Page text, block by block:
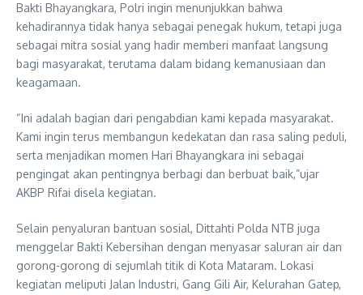
Bakti Bhayangkara, Polri ingin menunjukkan bahwa
kehadirannya tidak hanya sebagai penegak hukum, tetapi juga
sebagai mitra sosial yang hadir memberi manfaat langsung
bagi masyarakat, terutama dalam bidang kemanusiaan dan
keagamaan.
“Ini adalah bagian dari pengabdian kami kepada masyarakat.
Kami ingin terus membangun kedekatan dan rasa saling peduli,
serta menjadikan momen Hari Bhayangkara ini sebagai
pengingat akan pentingnya berbagi dan berbuat baik,”ujar
AKBP Rifai disela kegiatan.
Selain penyaluran bantuan sosial, Dittahti Polda NTB juga
menggelar Bakti Kebersihan dengan menyasar saluran air dan
gorong-gorong di sejumlah titik di Kota Mataram. Lokasi
kegiatan meliputi Jalan Industri, Gang Gili Air, Kelurahan Gatep,